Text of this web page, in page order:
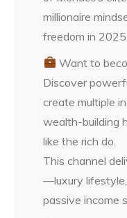
millionaire
freedom in 2025.
Want to
Discover
create multiple
wealth-building
like the rich do.
This channel
—luxury lifestyle,
passive income